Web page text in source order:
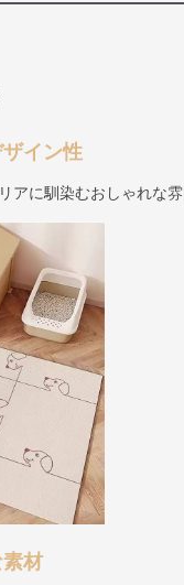
イン性
アに馴染むおしゃれな
材